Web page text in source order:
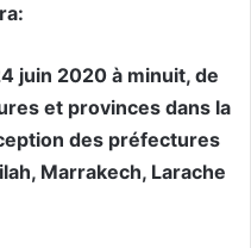
juin 2020 à minuit, de
et provinces dans la
des préfectures
Marrakech, Larache